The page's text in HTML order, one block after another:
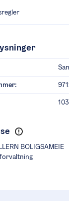
BOLIGSAMEIE